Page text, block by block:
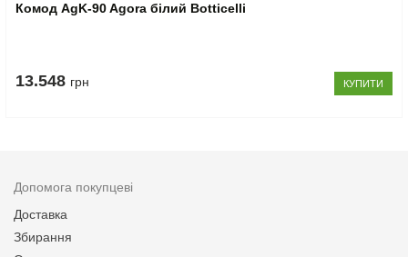
Комод AgK-90 Agora білий Botticelli
13.548 грн КУПИТИ
Допомога покупцеві
Доставка
Збирання